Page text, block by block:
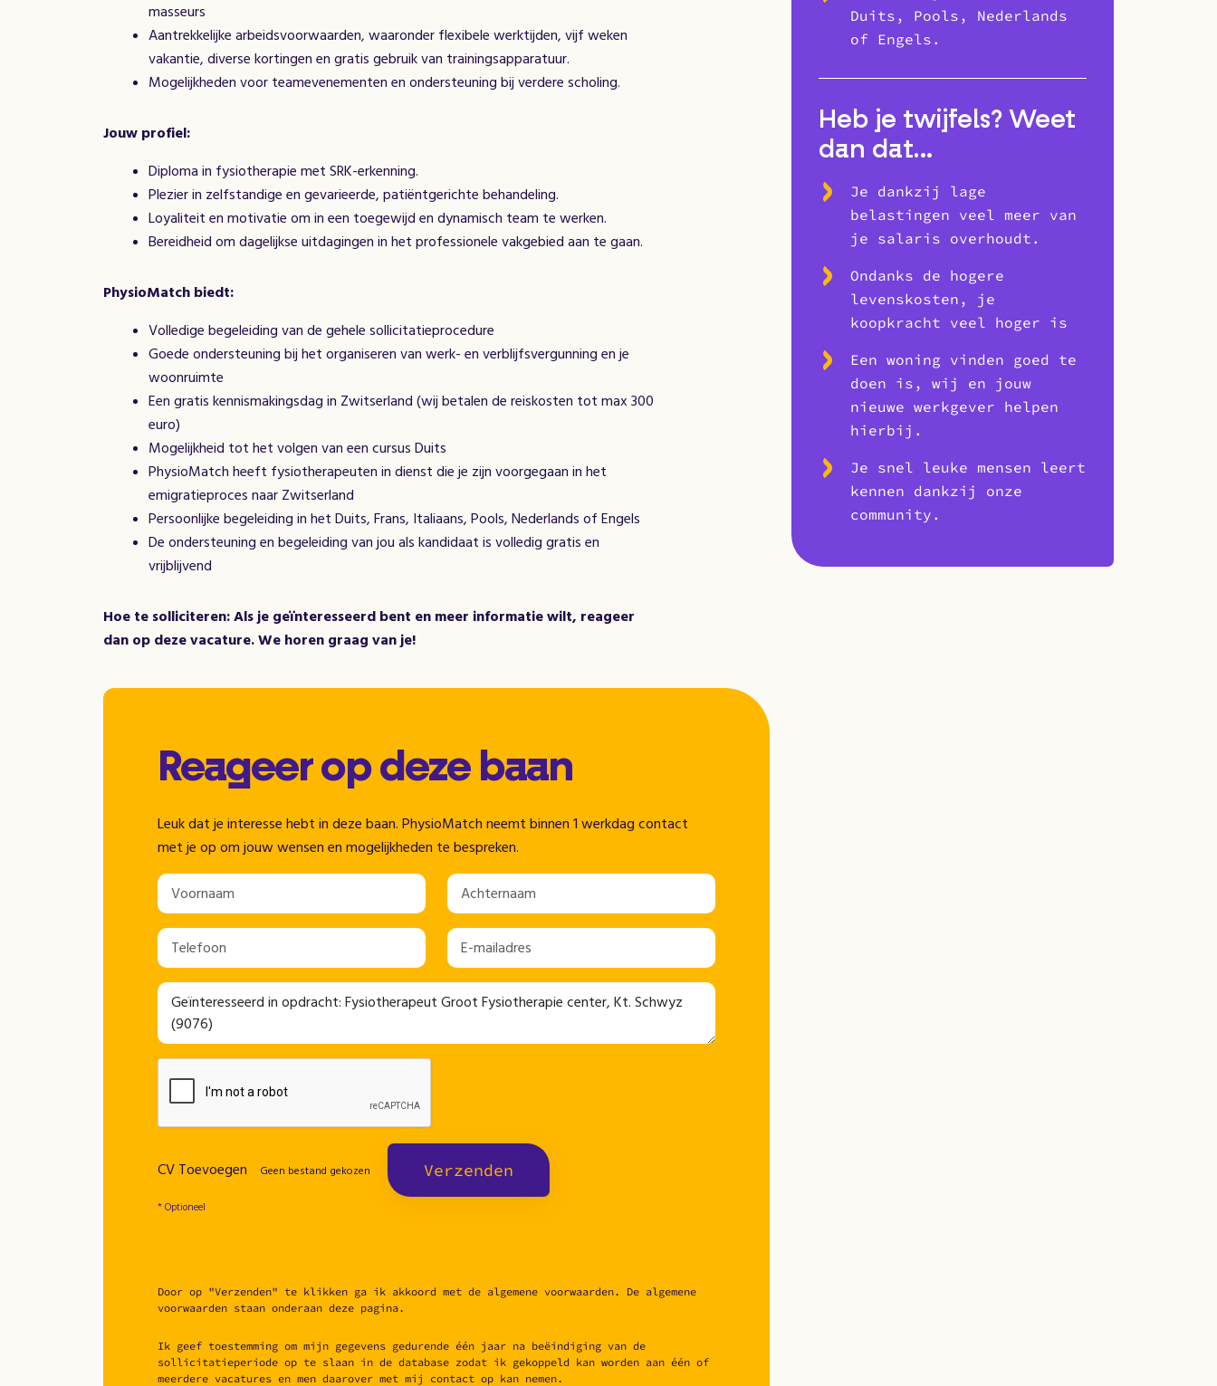
masseurs
Aantrekkelijke arbeidsvoorwaarden, waaronder flexibele werktijden, vijf weken
vakantie, diverse kortingen en gratis gebruik van trainingsapparatuur.
Mogelijkheden voor teamevenementen en ondersteuning bij verdere scholing.
Jouw profiel:
Diploma in fysiotherapie met SRK-erkenning.
Plezier in zelfstandige en gevarieerde, patiëntgerichte behandeling.
Loyaliteit en motivatie om in een toegewijd en dynamisch team te werken.
Bereidheid om dagelijkse uitdagingen in het professionele vakgebied aan te gaan.
PhysioMatch biedt:
Volledige begeleiding van de gehele sollicitatieprocedure
Goede ondersteuning bij het organiseren van werk- en verblijfsvergunning en je
woonruimte
Een gratis kennismakingsdag in Zwitserland (wij betalen de reiskosten tot max 300
euro)
Mogelijkheid tot het volgen van een cursus Duits
PhysioMatch heeft fysiotherapeuten in dienst die je zijn voorgegaan in het
emigratieproces naar Zwitserland
Persoonlijke begeleiding in het Duits, Frans, Italiaans, Pools, Nederlands of Engels
De ondersteuning en begeleiding van jou als kandidaat is volledig gratis en
vrijblijvend
Hoe te solliciteren: Als je geïnteresseerd bent en meer informatie wilt, reageer
dan op deze vacature. We horen graag van je!
Reageer op deze baan
Leuk dat je interesse hebt in deze baan. PhysioMatch neemt binnen 1 werkdag contact
met je op om jouw wensen en mogelijkheden te bespreken.
CV Toevoegen Geen bestand gekozen Verzenden
* Optioneel
Door op "Verzenden" te klikken ga ik akkoord met de algemene voorwaarden. De algemene
voorwaarden staan onderaan deze pagina.
Ik geef toestemming om mijn gegevens gedurende één jaar na beëindiging van de
sollicitatieperiode op te slaan in de database zodat ik gekoppeld kan worden aan één of
meerdere vacatures en men daarover met mij contact op kan nemen.
Duits, Pools, Nederlands
of Engels.
Heb je twijfels? Weet
dan dat…
Je dankzij lage
belastingen veel meer van
je salaris overhoudt.
Ondanks de hogere
levenskosten, je
koopkracht veel hoger is
Een woning vinden goed te
doen is, wij en jouw
nieuwe werkgever helpen
hierbij.
Je snel leuke mensen leert
kennen dankzij onze
community.